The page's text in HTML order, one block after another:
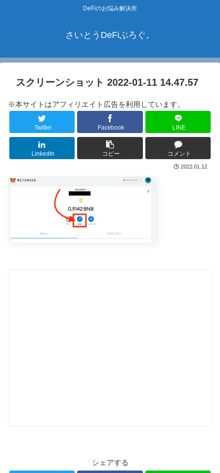
DeFiのお悩み解決所
さいとうDeFiぶろぐ。
スクリーンショット 2022-01-11 14.47.57
※本サイトはアフィリエイト広告を利用しています。
Twitter Facebook LINE
LinkedIn コピー コメント
2022.01.12
シェアする